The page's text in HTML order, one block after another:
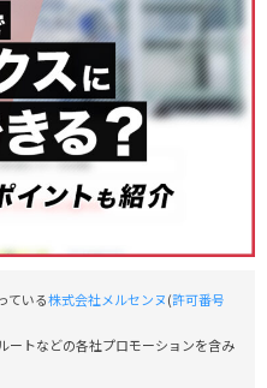
ている株式会社メルセンヌ(許可番号
トなどの各社プロモーションを含み